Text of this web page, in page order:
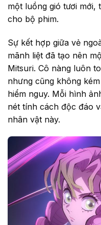
một luồng gió tươi
cho bộ phim.
Sự kết hợp giữa vẻ
mãnh liệt đã tạo nên
Mitsuri. Cô nàng luôn
nhưng cũng không
hiểm nguy. Mỗi hình
nét tính cách độc đáo
nhân vật này.